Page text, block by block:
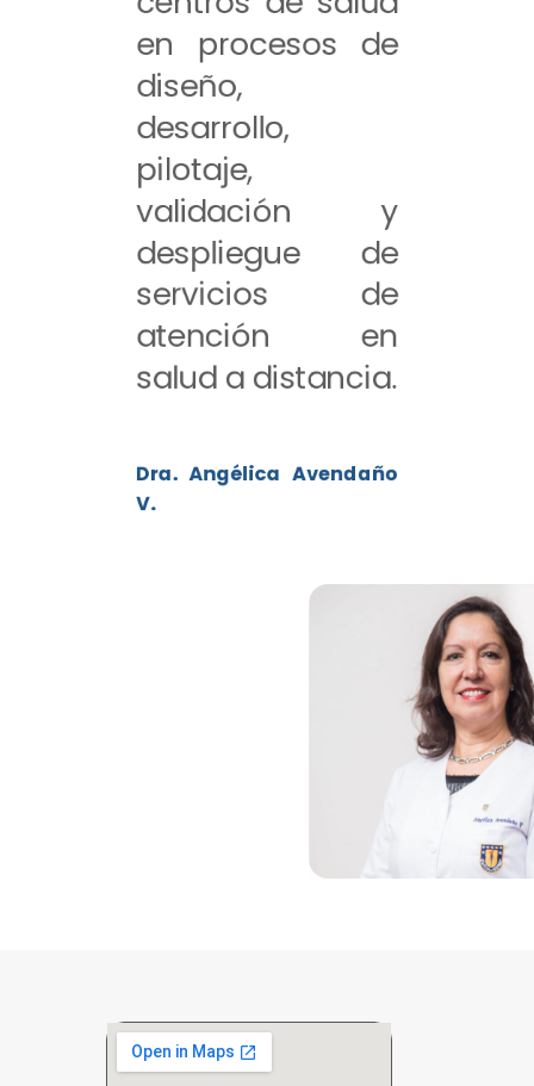
en procesos de
diseño,
desarrollo,
pilotaje,
validación y
despliegue de
servicios de
atención en
salud a distancia.
Dra. Angélica Avendaño
V.